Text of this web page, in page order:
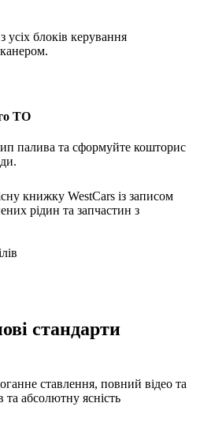
усіх блоків керування
ТО
палива та сформуйте кошторис
книжку WestCars із записом
рідин та запчастин з
стандарти
ставлення, повний відео та
та абсолютну ясність